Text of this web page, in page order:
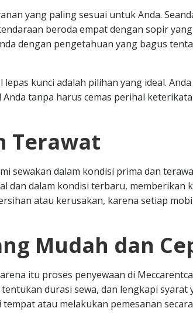
yang paling sesuai untuk Anda.
beroda empat dengan sopir
dengan pengetahuan yang bagus
kunci adalah pilihan yang ideal. Anda
tanpa harus cemas perihal
Terawat
sewakan dalam kondisi prima dan
dan dalam kondisi terbaru, memberikan
atau kerusakan, karena setiap
Mudah dan
itu proses penyewaan di
durasi sewa, dan lengkapi syarat
atau melakukan pemesanan